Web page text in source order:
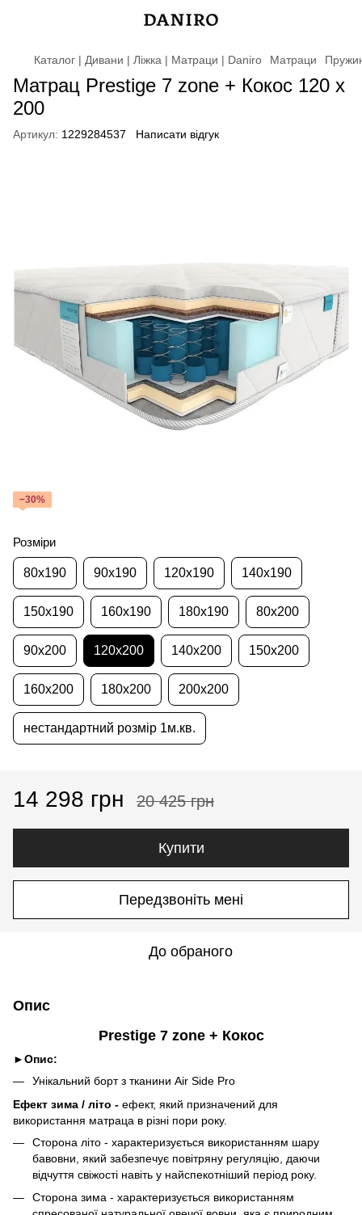
Каталог | Дивани | Ліжка | Матраци | Daniro Матраци
Матрац Prestige 7 zone + Кокос 120 x
200
Артикул: 1229284537 Написати відгук
−30%
Розміри
80x190 90x190 120x190 140x190
150x190 160x190 180x190 80x200
90x200 120x200 140x200 150x200
160x200 180x200 200x200
нестандартний розмір 1м.кв.
14 298 грн 20 425 грн
Купити
Передзвоніть мені
До обраного
Опис
Prestige 7 zone + Кокос
►Опис:
Унікальний борт з тканини Air Side Pro
Ефект зима / літо - ефект, який призначений для
використання матраца в різні пори року.
Сторона літо - характеризується використанням шару
бавовни, який забезпечує повітряну регуляцію, даючи
відчуття свіжості навіть у найспекотніший період року.
Сторона зима - характеризується використанням